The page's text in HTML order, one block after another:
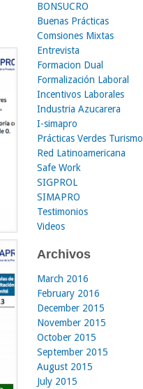
BONSUCRO
Buenas Prácticas
Comsiones Mixtas
Entrevista
Formacion Dual
Formalización Laboral
Incentivos Laborales
Industria Azucarera
I-simapro
Prácticas Verdes Turismo
Red Latinoamericana
Safe Work
SIGPROL
SIMAPRO
Testimonios
Videos
Archivos
March 2016
February 2016
December 2015
November 2015
October 2015
September 2015
August 2015
July 2015